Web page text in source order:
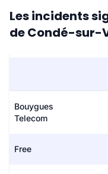
Les incidents
de Condé-sur-
Bouygues
Telecom
Free